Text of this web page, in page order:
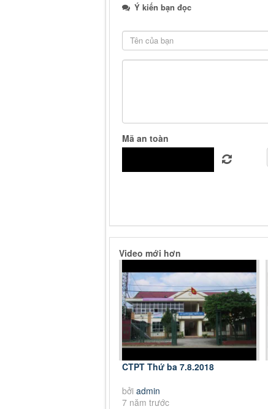
Ý kiến bạn đọc
Mã an toàn
Video mới hơn
CTPT Thứ ba 7.8.2018
bởi admin
7 năm trước